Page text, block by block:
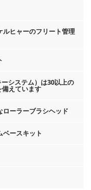
ルヒャーのフリート管理
システム）は30以上の
えています
ーラーブラシヘッド
ベースキット